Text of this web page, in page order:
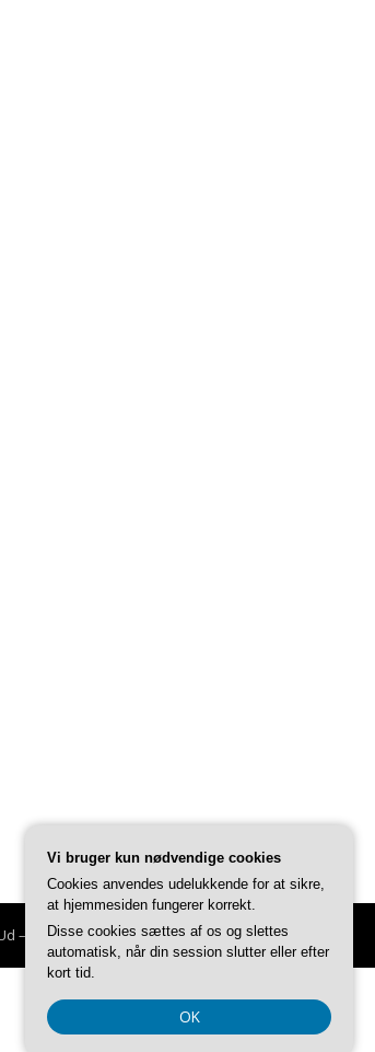
– Glob tema afFameThemes
Vi bruger kun nødvendige cookies
Cookies anvendes udelukkende for at sikre,
at hjemmesiden fungerer korrekt.
Disse cookies sættes af os og slettes
automatisk, når din session slutter eller efter
kort tid.
OK